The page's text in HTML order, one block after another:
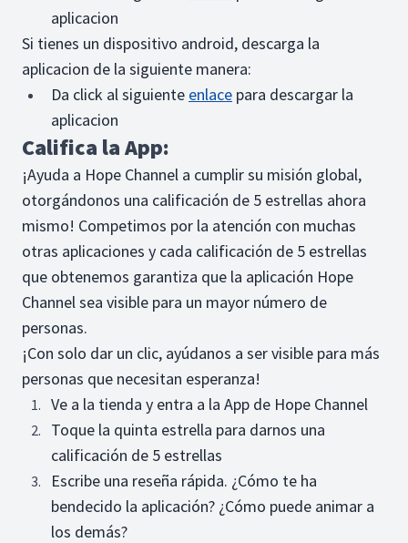
aplicacion
Si tienes un dispositivo android, descarga la
aplicacion de la siguiente manera:
Da click al siguiente enlace para descargar la
aplicacion
Califica la App:
¡Ayuda a Hope Channel a cumplir su misión global,
otorgándonos una calificación de 5 estrellas ahora
mismo! Competimos por la atención con muchas
otras aplicaciones y cada calificación de 5 estrellas
que obtenemos garantiza que la aplicación Hope
Channel sea visible para un mayor número de
personas.
¡Con solo dar un clic, ayúdanos a ser visible para más
personas que necesitan esperanza!
Ve a la tienda y entra a la App de Hope Channel
Toque la quinta estrella para darnos una
calificación de 5 estrellas
Escribe una reseña rápida. ¿Cómo te ha
bendecido la aplicación? ¿Cómo puede animar a
los demás?